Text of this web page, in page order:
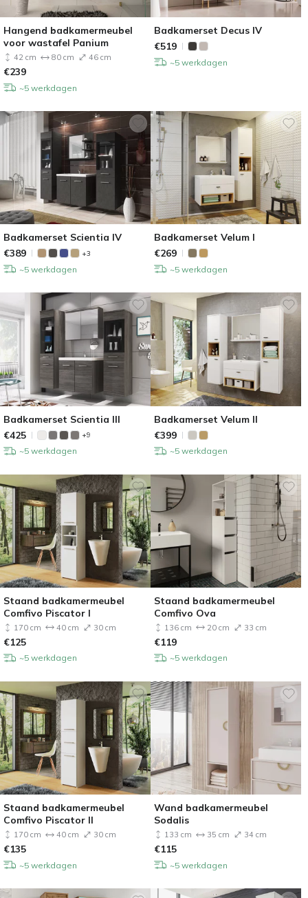
Hangend badkamermeubel
voor wastafel Panium
42 cm 80 cm 46 cm
€239
~5 werkdagen
Badkamerset Decus IV
€519
~5 werkdagen
Badkamerset Scientia IV
€389 +3
~5 werkdagen
Badkamerset Velum I
€269
~5 werkdagen
Badkamerset Scientia III
€425 +9
~5 werkdagen
Badkamerset Velum II
€399
~5 werkdagen
Staand badkamermeubel
Comfivo Piscator I
170 cm 40 cm 30 cm
€125
~5 werkdagen
Staand badkamermeubel
Comfivo Ova
136 cm 20 cm 33 cm
€119
~5 werkdagen
Staand badkamermeubel
Comfivo Piscator II
170 cm 40 cm 30 cm
€135
~5 werkdagen
Wand badkamermeubel
Sodalis
133 cm 35 cm 34 cm
€115
~5 werkdagen